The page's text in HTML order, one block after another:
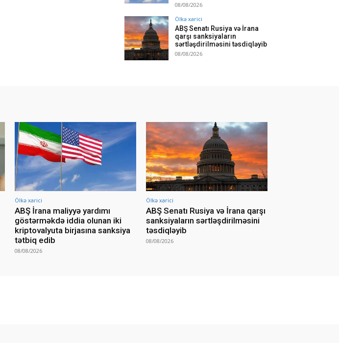
08/08/2026
Ölkə xarici
ABŞ Senatı Rusiya və İrana
qarşı sanksiyaların
sərtləşdirilməsini təsdiqləyib
08/08/2026
Ölkə xarici
ABŞ İrana maliyyə yardımı
göstərməkdə iddia olunan iki
kriptovalyuta birjasına sanksiya
tətbiq edib
08/08/2026
Ölkə xarici
ABŞ Senatı Rusiya və İrana qarşı
sanksiyaların sərtləşdirilməsini
təsdiqləyib
08/08/2026